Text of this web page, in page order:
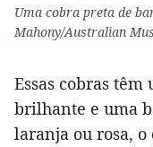
Uma cobra preta de
Mahony/Australian
Essas cobras
brilhante e uma
laranja ou rosa,